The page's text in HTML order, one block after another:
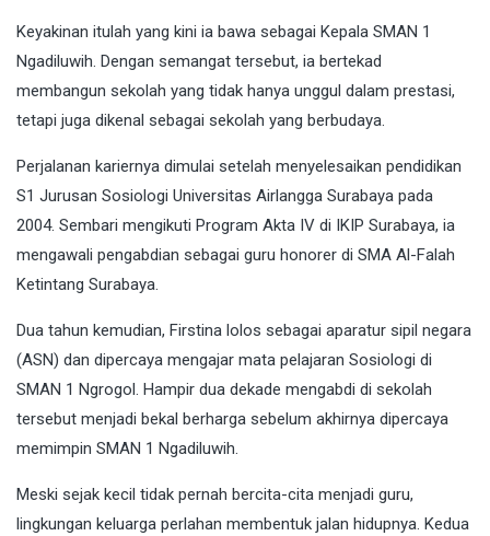
Keyakinan itulah yang kini ia bawa sebagai Kepala SMAN 1
Ngadiluwih. Dengan semangat tersebut, ia bertekad
membangun sekolah yang tidak hanya unggul dalam prestasi,
tetapi juga dikenal sebagai sekolah yang berbudaya.
Perjalanan kariernya dimulai setelah menyelesaikan pendidikan
S1 Jurusan Sosiologi Universitas Airlangga Surabaya pada
2004. Sembari mengikuti Program Akta IV di IKIP Surabaya, ia
mengawali pengabdian sebagai guru honorer di SMA Al-Falah
Ketintang Surabaya.
Dua tahun kemudian, Firstina lolos sebagai aparatur sipil negara
(ASN) dan dipercaya mengajar mata pelajaran Sosiologi di
SMAN 1 Ngrogol. Hampir dua dekade mengabdi di sekolah
tersebut menjadi bekal berharga sebelum akhirnya dipercaya
memimpin SMAN 1 Ngadiluwih.
Meski sejak kecil tidak pernah bercita-cita menjadi guru,
lingkungan keluarga perlahan membentuk jalan hidupnya. Kedua